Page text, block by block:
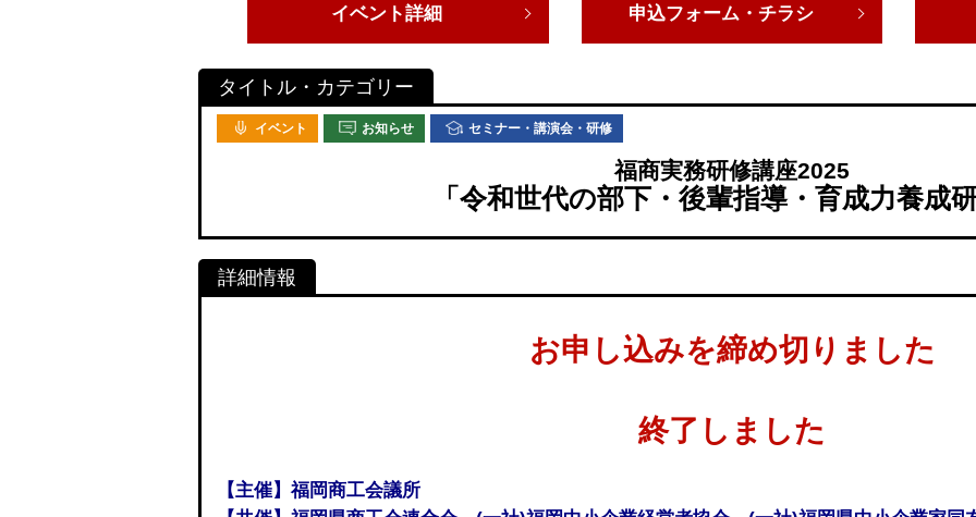
イベント詳細 申込フォーム・チラシ
イベント お知らせ セミナー・講演会・研修
福商実務研修講座2025
「令和世代の部下・後輩指導・育成力養成
お申し込みを締め切りました
終了しました
【主催】福岡商工会議所